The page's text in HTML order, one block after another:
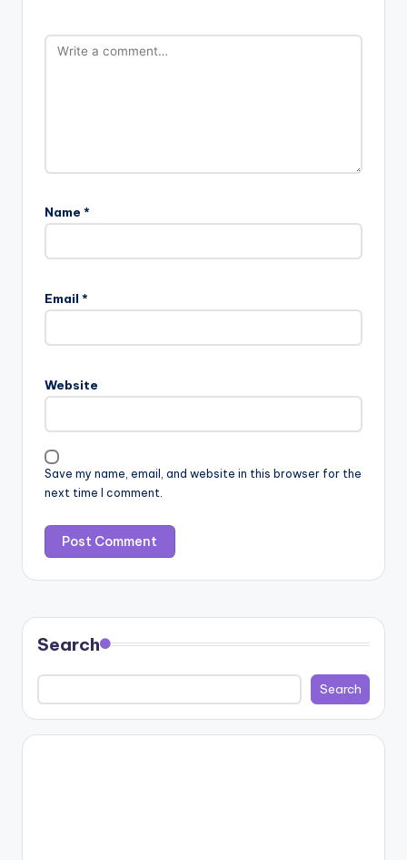
Name *
Email *
Website
Save my name, email, and website in this browser for the
next time I comment.
Search
Search